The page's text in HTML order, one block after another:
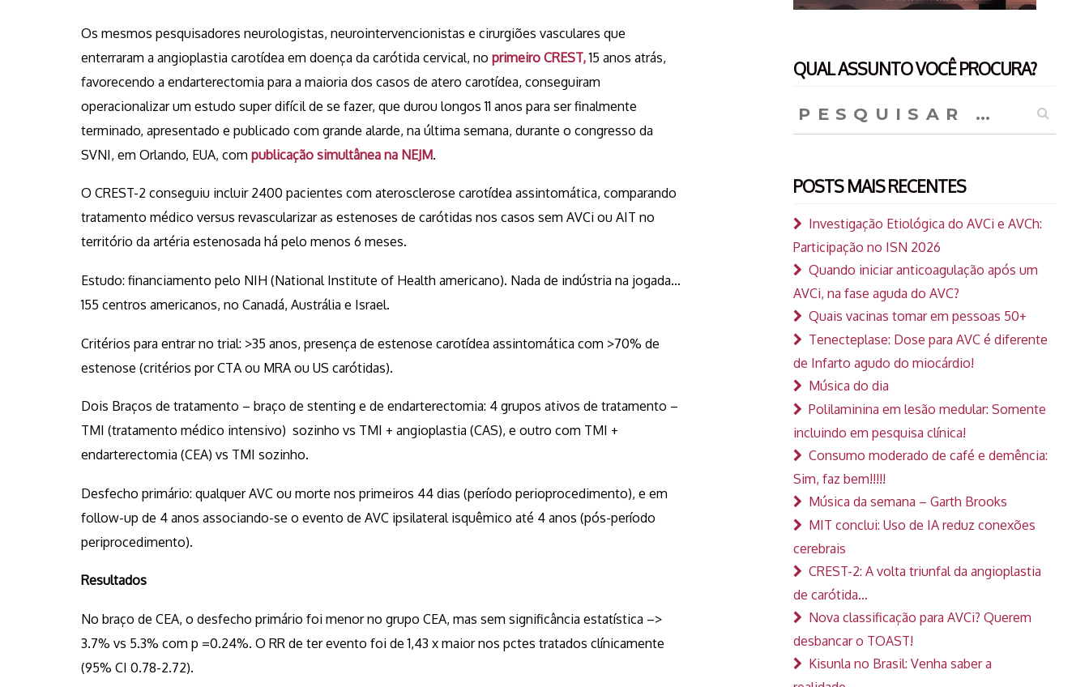
Os mesmos pesquisadores neurologistas, neurointervencionistas e cirurgiões vasculares que
enterraram a angioplastia carotídea em doença da carótida cervical, noprimeiro CREST,15 anos atrás,
favorecendo a endarterectomia para a maioria dos casos de atero carotídea, conseguiram
operacionalizar um estudo super difícil de se fazer, que durou longos 11 anos para ser finalmente
terminado, apresentado e publicado com grande alarde, na última semana, durante o congresso da
SVNI, em Orlando, EUA, compublicação simultânea na NEJM.
O CREST-2 conseguiu incluir 2400 pacientes com aterosclerose carotídea assintomática, comparando
tratamento médico versus revascularizar as estenoses de carótidas nos casos sem AVCi ou AIT no
território da artéria estenosada há pelo menos 6 meses.
Estudo: financiamento pelo NIH (National Institute of Health americano). Nada de indústria na jogada…
155 centros americanos, no Canadá, Austrália e Israel.
Critérios para entrar no trial: >35 anos, presença de estenose carotídea assintomática com >70% de
estenose (critérios por CTA ou MRA ou US carótidas).
Dois Braços de tratamento – braço de stenting e de endarterectomia: 4 grupos ativos de tratamento –
TMI (tratamento médico intensivo) sozinho vs TMI + angioplastia (CAS), e outro com TMI +
endarterectomia (CEA) vs TMI sozinho.
Desfecho primário: qualquer AVC ou morte nos primeiros 44 dias (período perioprocedimento), e em
follow-up de 4 anos associando-se o evento de AVC ipsilateral isquêmico até 4 anos (pós-período
periprocedimento).
Resultados
No braço de CEA, o desfecho primário foi menor no grupo CEA, mas sem significância estatística –>
3.7% vs 5.3% com p =0.24%. O RR de ter evento foi de 1,43 x maior nos pctes tratados clínicamente
(95% CI 0.78-2.72).
QUAL ASSUNTO VOCÊ PROCURA?
por:
POSTS MAIS RECENTES
Investigação Etiológica do AVCi e AVCh:
Participação no ISN 2026
Quando iniciar anticoagulação após um
AVCi, na fase aguda do AVC?
Quais vacinas tomar em pessoas 50+
Tenecteplase: Dose para AVC é diferente
de Infarto agudo do miocárdio!
Música do dia
Polilaminina em lesão medular: Somente
incluindo em pesquisa clínica!
Consumo moderado de café e demência:
Sim, faz bem!!!!!
Música da semana – Garth Brooks
MIT conclui: Uso de IA reduz conexões
cerebrais
CREST-2: A volta triunfal da angioplastia
de carótida…
Nova classificação para AVCi? Querem
desbancar o TOAST!
Kisunla no Brasil: Venha saber a